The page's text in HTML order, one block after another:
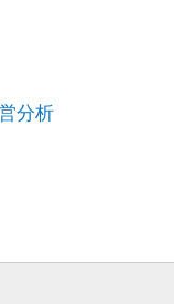
分析